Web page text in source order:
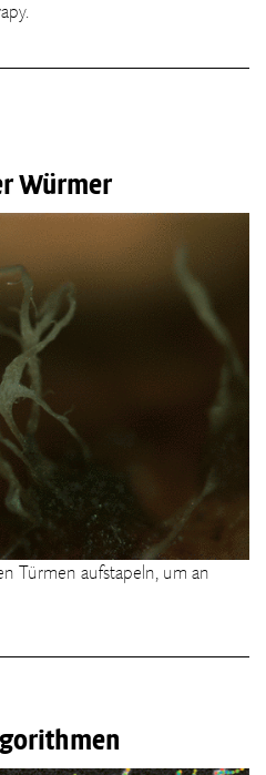
Würmer
Türmen aufstapeln, um an